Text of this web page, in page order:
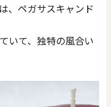
は、ペガサスキャンド
いて、独特の風合い